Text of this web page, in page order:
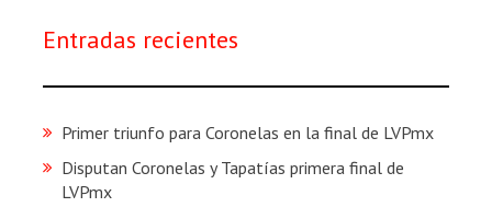
Entradas recientes
Primer triunfo para Coronelas en la final de LVPmx
Disputan Coronelas y Tapatías primera final de
LVPmx